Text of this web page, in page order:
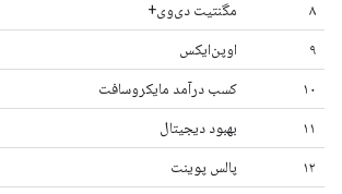
۸ مگنتیت دی‌وی+
۹ اوپن‌ایکس
۱۰ کسب درآمد مایکروسافت
۱۱ بهبود دیجیتال
۱۲ پالس پوینت